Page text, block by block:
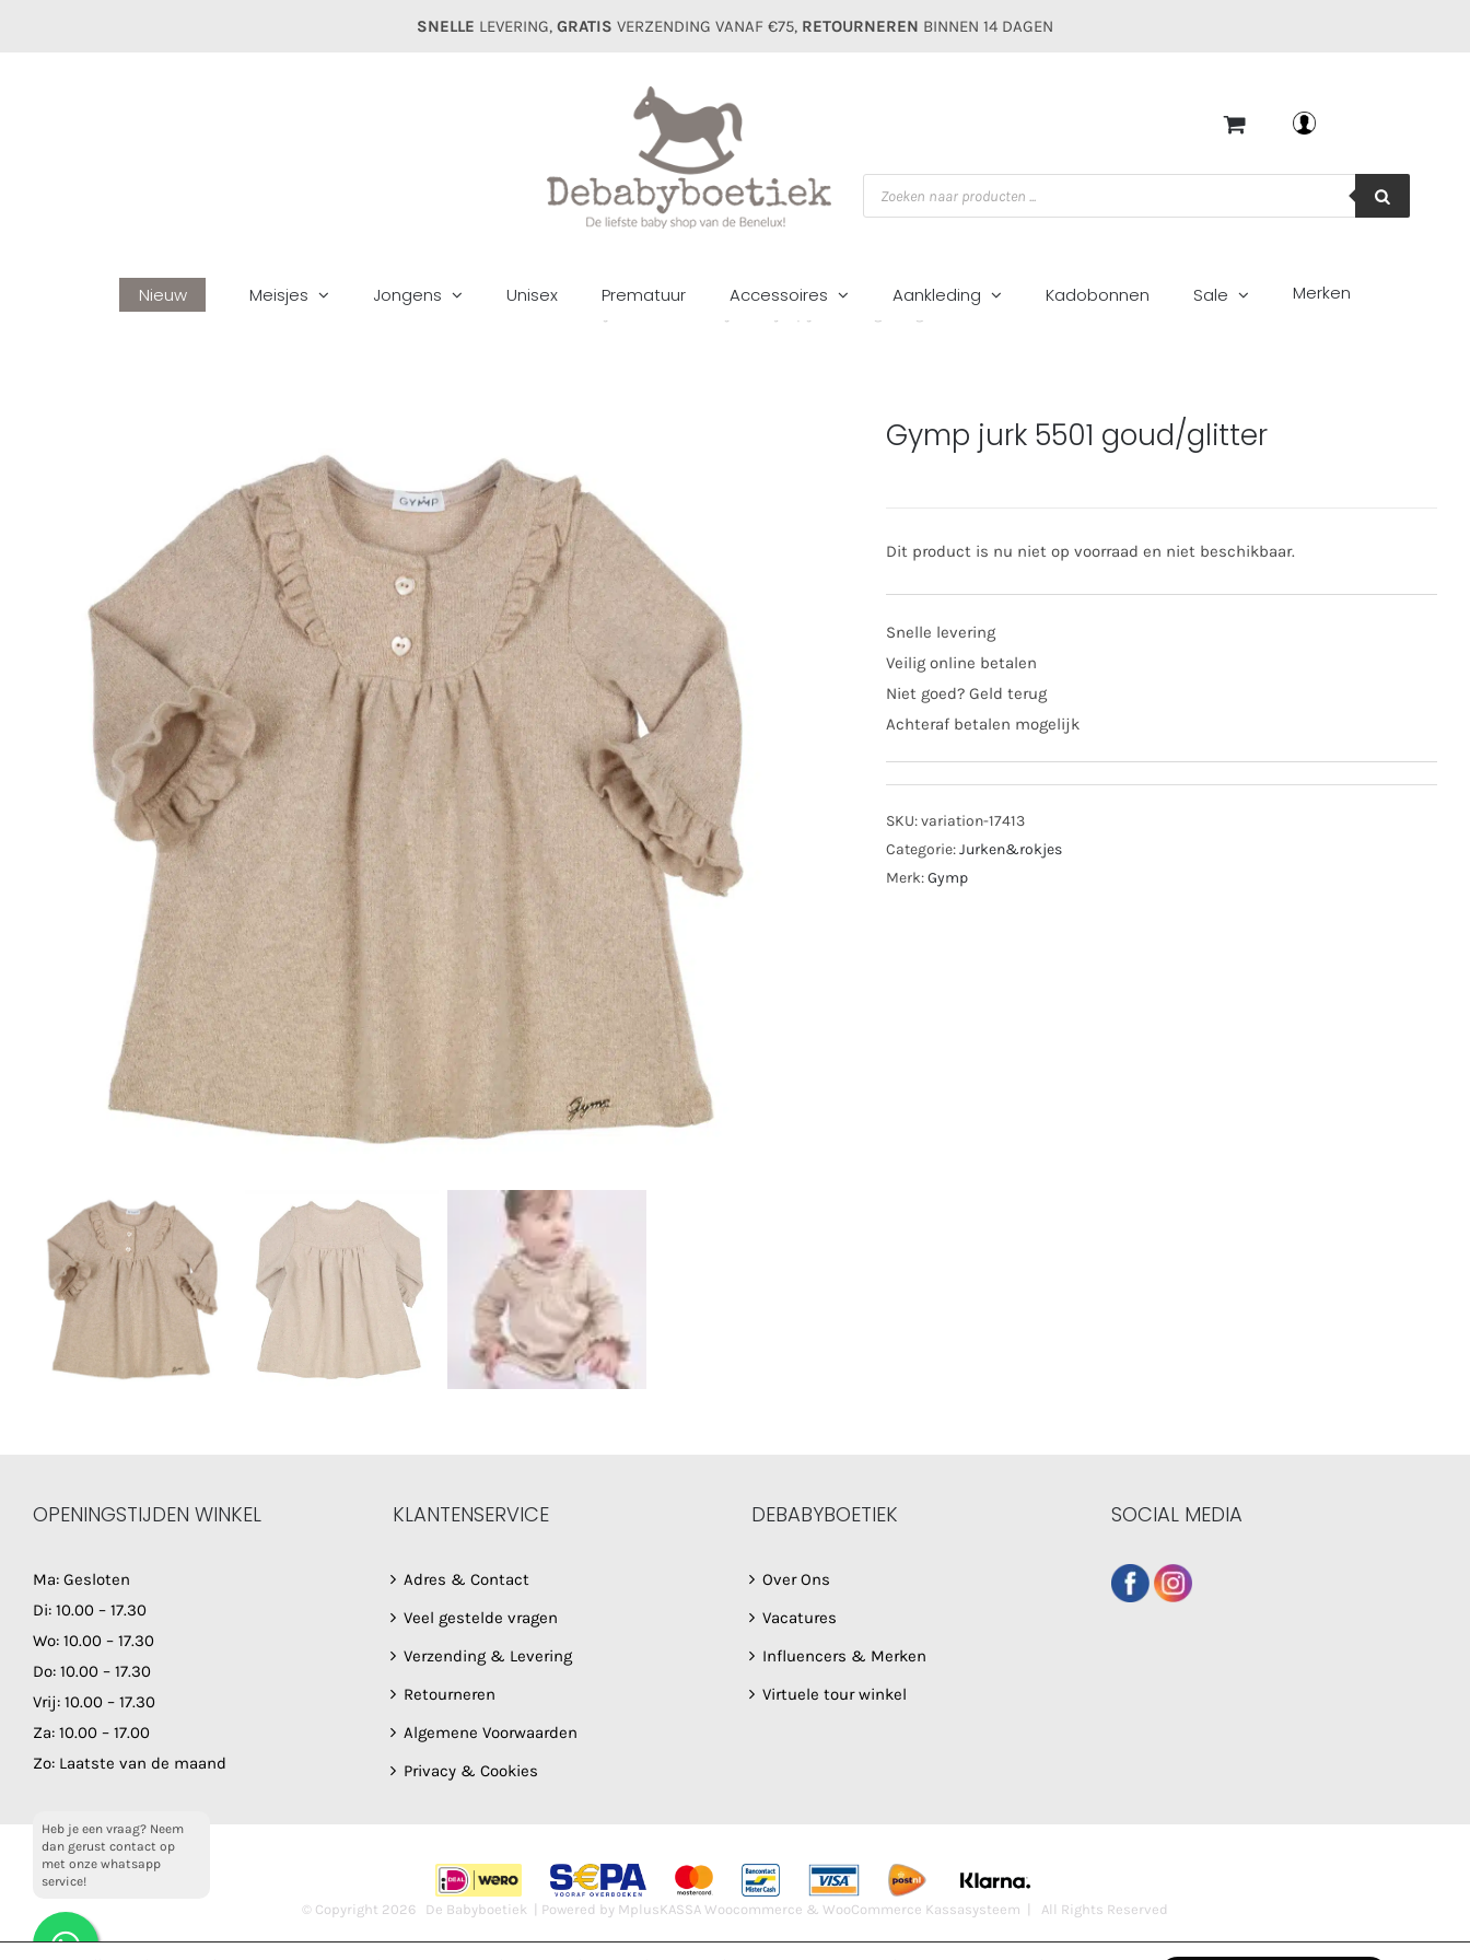
SNELLE LEVERING, GRATIS VERZENDING VANAF €75, RETOURNEREN BINNEN 14 DAGEN
Producten
zoeken
Nieuw Meisjes Jongens Unisex Prematuur Accessoires Aankleding Kadobonnen Sale Merken
Gymp jurk 5501 goud/glitter
Dit product is nu niet op voorraad en niet beschikbaar.
Snelle levering
Veilig online betalen
Niet goed? Geld terug
Achteraf betalen mogelijk
SKU:variation-17413
Categorie:Jurken&rokjes
Merk:Gymp
OPENINGSTIJDEN WINKEL
Ma: Gesloten
Di: 10.00 – 17.30
Wo: 10.00 – 17.30
Do: 10.00 – 17.30
Vrij: 10.00 – 17.30
Za: 10.00 – 17.00
Zo: Laatste van de maand
KLANTENSERVICE
Adres & Contact
Veel gestelde vragen
Verzending & Levering
Retourneren
Algemene Voorwaarden
Privacy & Cookies
DEBABYBOETIEK
Over Ons
Vacatures
Influencers & Merken
Virtuele tour winkel
SOCIAL MEDIA
© Copyright 2026 De Babyboetiek | Powered by MplusKASSA Woocommerce & WooCommerce Kassasysteem | All Rights Reserved
Heb je een vraag? Neem
dan gerust contact op
met onze whatsapp
service!